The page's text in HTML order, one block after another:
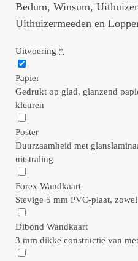
Bedum, Winsum,
Uithuizermeeden en
Uitvoering *
Papier
Gedrukt op glad, glanzend
kleuren
Poster
Duurzaamheid met
uitstraling
Forex Wandkaart
Stevige 5 mm PVC-plaat,
Dibond Wandkaart
3 mm dikke constructie van